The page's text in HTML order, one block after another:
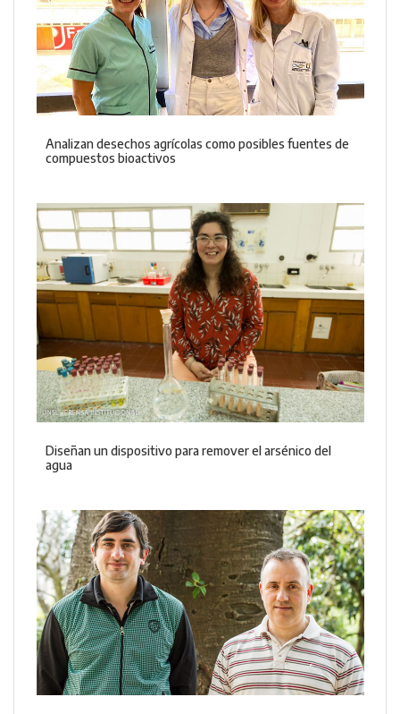
Analizan desechos agrícolas como posibles fuentes de
compuestos bioactivos
Diseñan un dispositivo para remover el arsénico del
agua